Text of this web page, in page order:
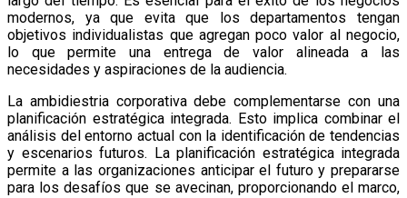
modernos, ya que evita que los departamentos tengan
objetivos individualistas que agregan poco valor al negocio,
lo que permite una entrega de valor alineada a las
necesidades y aspiraciones de la audiencia.
La ambidiestria corporativa debe complementarse con una
planificación estratégica integrada. Esto implica combinar el
análisis del entorno actual con la identificación de tendencias
y escenarios futuros. La planificación estratégica integrada
permite a las organizaciones anticipar el futuro y prepararse
para los desafíos que se avecinan, proporcionando el marco,